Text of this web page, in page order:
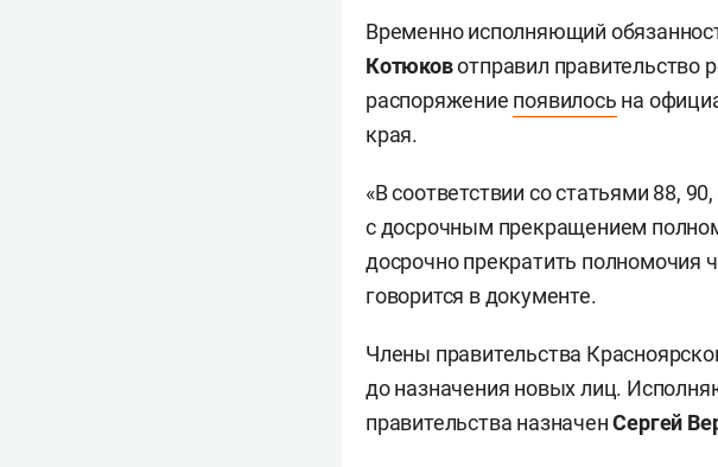
Временно исполняющий
Котюковотправил правительство
распоряжение появилось на
края.
«В соответствии со статьями 88,
с досрочным прекращением
досрочно прекратить полномочия
говорится в документе.
Члены правительства
до назначения новых лиц.
правительства назначенСергей